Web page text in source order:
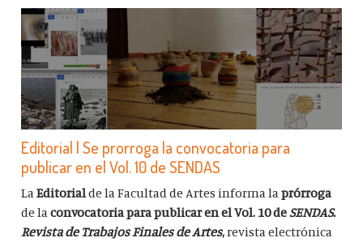
Editorial | Se prorroga la convocatoria para
publicar en el Vol. 10 de SENDAS
LaEditorialde la Facultad de Artes informa laprórroga
de laconvocatoria para publicar en el Vol. 10 deSENDAS.
Revista de Trabajos Finales de Artes,revista electrónica